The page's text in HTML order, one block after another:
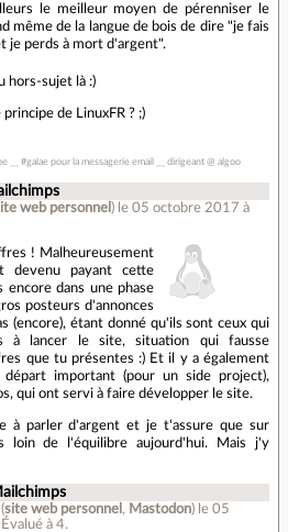
le meilleur moyen de pérenniser le
même de la langue de bois de dire "je fais
je perds à mort d'argent".
hors-sujet là :)
de LinuxFR ? ;)
__ #galae pour la messagerie email __ dirigeant @ algoo
web personnel ) le 05 octobre 2017 à
! Malheureusement
devenu payant cette
encore dans une phase
posteurs d'annonces
(encore), étant donné qu'ils sont ceux qui
à lancer le site, situation qui fausse
que tu présentes :) Et il y a également
important (pour un side project),
qui ont servi à faire développer le site.
à parler d'argent et je t'assure que sur
loin de l'équilibre aujourd'hui. Mais j'y
(site web personnel , Mastodon) le 05
Évalué à4.